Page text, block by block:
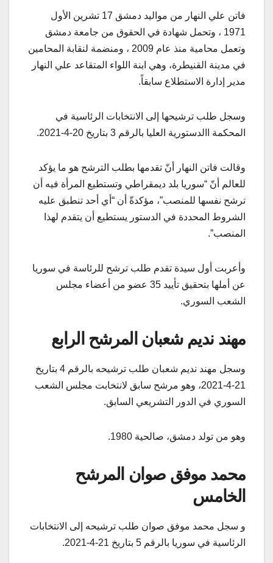
فاتن علي النهار من مواليد دمشق 17 تشرين الأول
1971 ، وتحمل شهادة في الحقوق من جامعة دمشق
وتعمل محامية منذ عام 2009 ، ومنضمة لنقابة المحامين
في مدينة القنيطرة، وهي ابنة اللواء المتقاعد علي النهار
مدير إدارة الاستطلاع سابقاً.
وسجل طلب ترشيحها إلى الانتخابات الرئاسية في
المحكمة االدستورية العليا بالرقم 3 بتاريخ 20-4-2021.
وقالت فاتن النهار أنّ تقدمها بطلب الترشح هو ما يؤكد
للعالم أنّ “سوريا بلد ديمقراطي وتستطيع المرأة فيه أن
ترشح نفسها للمنصب”، مؤكدةّ أن “أي أحد تنطبق عليه
الشروط المحددة في الدستور يستطيع أن يتقدم لهذا
المنصب”.
وأعربت أول سيدة تقدم طلب ترشح للرئاسة في سوريا
عن أملها بتحقيق تأييد 35 عضو من أعضاء مجلس
الشعب السوري.
مهند نديم شعبان المرشح الرابع
وسجل مهند نديم شعبان طلب ترشيحه بالرقم 4 بتاريخ
21-4-2021، وهو مرشح سابق لانتخابت مجلس الشعب
السوري في الدور التشريعي السابق.
وهو من تولد دمشق، صالحية 1980.
محمد موفق صوان المرشح
الخامس
و سجل محمد موفق صوان طلب ترشيحه إلى الانتخابات
الرئاسية في سوريا بالرقم 5 بتاريخ 21-4-2021.